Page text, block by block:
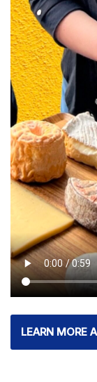
LEARN MORE